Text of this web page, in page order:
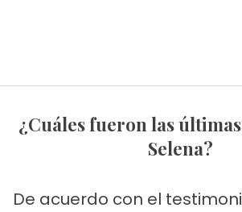
¿Cuáles fueron las últimas palabras de
Selena?
De acuerdo con el